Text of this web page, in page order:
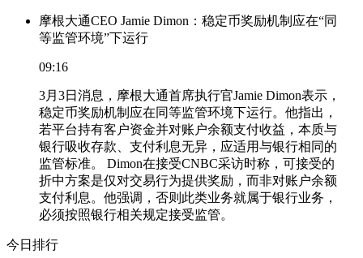
摩根大通CEO Jamie Dimon：稳定币奖励机制应在“同
等监管环境”下运行
09:16
3月3日消息，摩根大通首席执行官Jamie Dimon表示，
稳定币奖励机制应在同等监管环境下运行。他指出，
若平台持有客户资金并对账户余额支付收益，本质与
银行吸收存款、支付利息无异，应适用与银行相同的
监管标准。 Dimon在接受CNBC采访时称，可接受的
折中方案是仅对交易行为提供奖励，而非对账户余额
支付利息。他强调，否则此类业务就属于银行业务，
必须按照银行相关规定接受监管。
今日排行